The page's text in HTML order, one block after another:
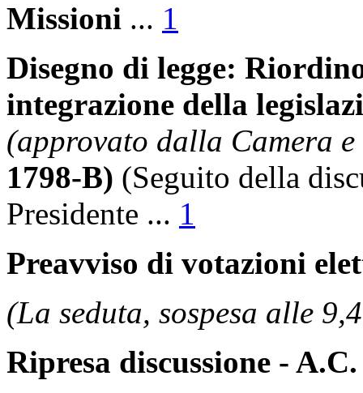
Missioni ... 1
Disegno di legge:
integrazione della
(approvato dalla Camera
1798-B) (Seguito della
Presidente ... 1
Preavviso di votazioni
(La seduta, sospesa alle
Ripresa discussione -